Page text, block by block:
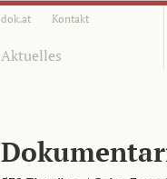
dok.at Kontakt
Aktuelles